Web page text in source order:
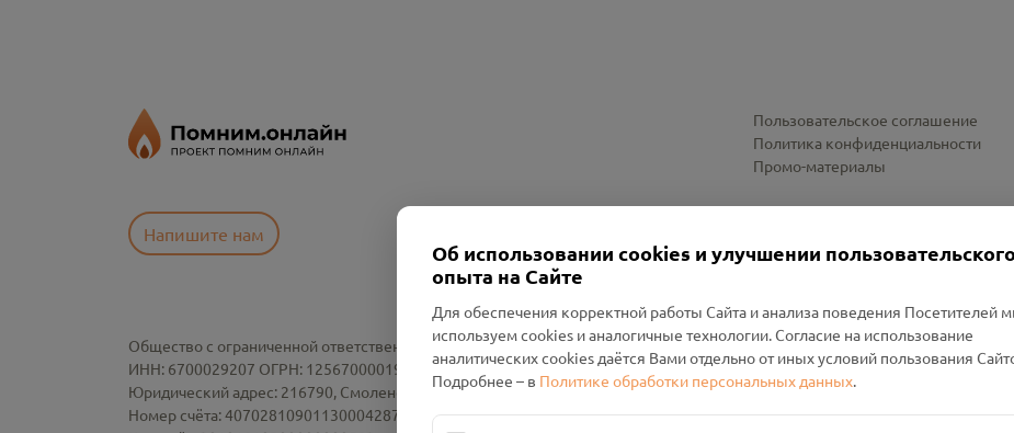
Напишите нам
Пользовательское соглашение
Политика конфиденциальности
Промо-материалы
Общество с ограниченной ответственностью «Смоленский Проект Помним»
ИНН: 6700029207 ОГРН: 1256700001986
Юридический адрес: 216790, Смоленская область, р-н Руднянский, г. Рудня, улица Западная, д. 26А, пом. 18
Номер счёта: 40702810901130004287 в АО "АЛЬФА-БАНК"
Об использовании cookies и улучшении пользовательского
опыта на Сайте
Для обеспечения корректной работы Сайта и анализа поведения Посетителей
используем cookies и аналогичные технологии. Согласие на использование
аналитических cookies даётся Вами отдельно от иных условий пользования
Подробнее – в Политике обработки персональных данных.